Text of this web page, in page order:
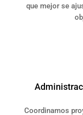
que mejor se
Coordinamos